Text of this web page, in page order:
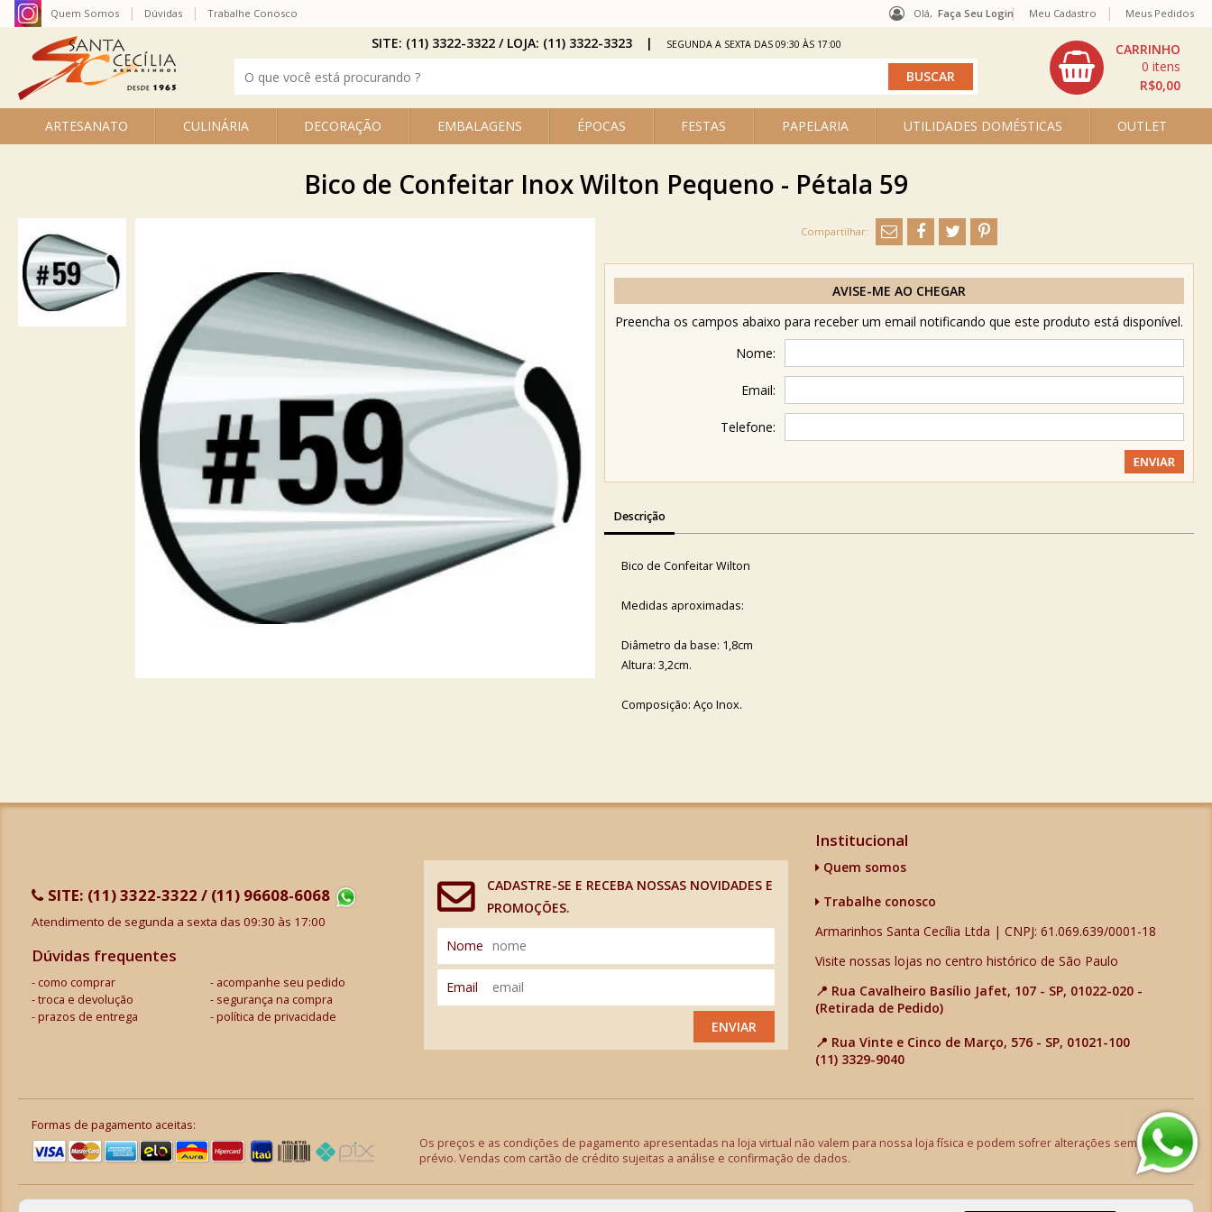
Olá, Faça Seu Login
ARTESANATO CULINÁRIA DECORAÇÃO EMBALAGENS ÉPOCAS FESTAS PAPELARIA UTILIDADES DOMÉSTICAS OUTLET
R$0,00
0
Quem Somos Dúvidas Trabalhe Conosco Meu Cadastro Meus Pedidos
SITE: (11) 3322-3322 / LOJA: (11) 3322-3323 SEGUNDA A SEXTA DAS 09:30 ÀS 17:00
Bico de Confeitar Inox Wilton Pequeno - Pétala 59
AVISE-ME AO CHEGAR
Preencha os campos abaixo para receber um email notificando que este produto está disponível.
Nome:
Email:
Telefone:
Descrição
Bico de Confeitar Wilton
Medidas aproximadas:
Diâmetro da base: 1,8cm
Altura: 3,2cm.
Composição: Aço Inox.
SITE: (11) 3322-3322 / (11) 96608-6068
Atendimento de segunda a sexta das 09:30 às 17:00
Dúvidas frequentes
como comprar
acompanhe seu pedido
troca e devolução
segurança na compra
prazos de entrega
política de privacidade
CADASTRE-SE E RECEBA NOSSAS NOVIDADES E
PROMOÇÕES.
Nome
Email
ENVIAR
Institucional
Quem somos
Trabalhe conosco
Armarinhos Santa Cecília Ltda | CNPJ: 61.069.639/0001-18
Visite nossas lojas no centro histórico de São Paulo
📍 Rua Cavalheiro Basílio Jafet, 107 - SP, 01022-020 -
(Retirada de Pedido)
📍 Rua Vinte e Cinco de Março, 576 - SP, 01021-100
(11) 3329-9040
Formas de pagamento aceitas:
Os preços e as condições de pagamento apresentadas na loja virtual não valem para nossa loja física e podem sofrer alterações sem aviso
prévio. Vendas com cartão de crédito sujeitas a análise e confirmação de dados.